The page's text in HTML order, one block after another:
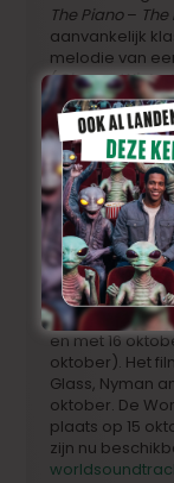
The Piano–
aanvankelijk
melodie van
(Gloomy
Nyman
te
Pwyll ap Siôn
het best in een
geschreven ter
2024. “Nyman
verleden en
WSA Film
De WSA Film
en met 16
oktober). Het
Glass, Nyman
oktober. De
plaats op 15
zijn nu